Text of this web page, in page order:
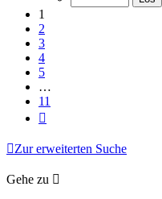
1
2
3
4
5
…
11
Zur erweiterten Suche
Gehe zu